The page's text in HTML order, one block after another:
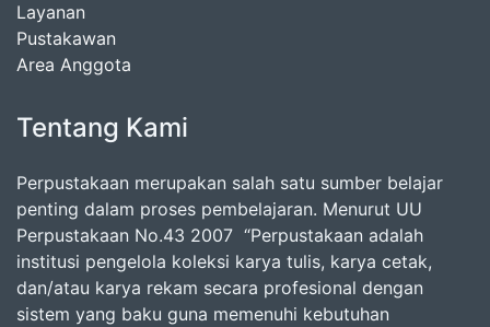
Layanan
Pustakawan
Area Anggota
Tentang Kami
Perpustakaan merupakan salah satu sumber belajar
penting dalam proses pembelajaran. Menurut UU
Perpustakaan No.43 2007 “Perpustakaan adalah
institusi pengelola koleksi karya tulis, karya cetak,
dan/atau karya rekam secara profesional dengan
sistem yang baku guna memenuhi kebutuhan